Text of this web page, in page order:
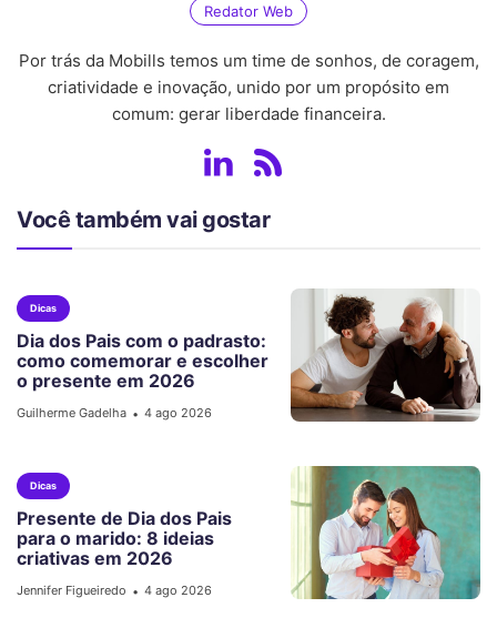
Redator Web
Por trás da Mobills temos um time de sonhos, de coragem,
criatividade e inovação, unido por um propósito em
comum: gerar liberdade financeira.
Você também vai gostar
Dicas
Dia dos Pais com o padrasto:
como comemorar e escolher
o presente em 2026
Guilherme Gadelha • 4 ago 2026
Dicas
Presente de Dia dos Pais
para o marido: 8 ideias
criativas em 2026
Jennifer Figueiredo • 4 ago 2026